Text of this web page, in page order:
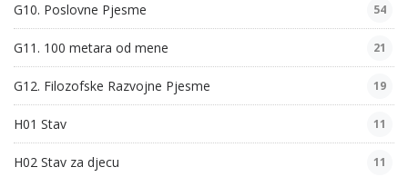
G10. Poslovne Pjesme 54
G11. 100 metara od mene 21
G12. Filozofske Razvojne Pjesme 19
H01 Stav 11
H02 Stav za djecu 11